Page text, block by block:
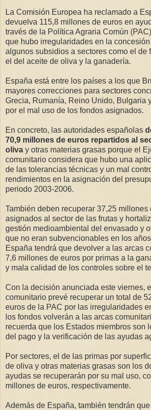
La Comisión Europea ha reclamado a
devuelva 115,8 millones de euros en
través de la Política Agraria Común
que hubo irregularidades en la
algunos subsidios a sectores como el de
el del aceite de oliva y la ganadería.
España está entre los países a los que
mayores correcciones para sectores
Grecia, Rumanía, Reino Unido, Bulgaria
por el mal uso de los fondos asignados.
En concreto, las autoridades españolas
70,9 millones de euros repartidos al
oliva y otras materias grasas porque el
comunitario considera que hubo una
de las tolerancias técnicas y un mal
rendimientos en la asignación del
periodo 2003-2006.
También deben recuperar 37,25 millones
asignados al sector de las frutas y
gestión medioambiental del envasado y
que no eran subvencionables en los
España tendrá que devolver a las arcas
7,6 millones de euros por primas a la
y mala calidad de los controles sobre el
Con la decisión anunciada este viernes,
comunitario prevé recuperar un total de
euros de la PAC por las irregularidades
los fondos volverán a las arcas
recuerda que los Estados miembros son
del pago y la verificación de las ayudas
Por sectores, el de las primas por
de oliva y otras materias grasas son los
ayudas se recuperarán por su mal uso,
millones de euros, respectivamente.
Además de España, también tendrán